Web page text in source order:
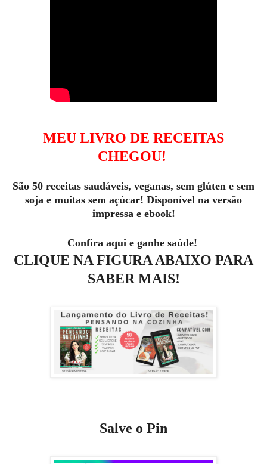
MEU LIVRO DE RECEITAS
CHEGOU!
São 50 receitas saudáveis, veganas, sem glúten e sem
soja e muitas sem açúcar! Disponível na versão
impressa e ebook!
Confira aqui e ganhe saúde!
CLIQUE NA FIGURA ABAIXO PARA
SABER MAIS!
Salve o Pin